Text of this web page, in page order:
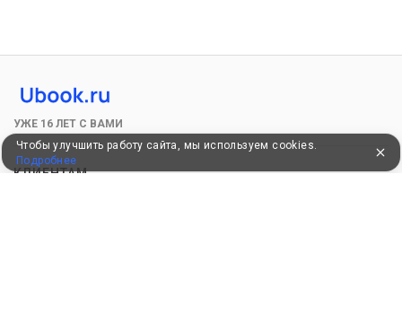
УЖЕ 16 ЛЕТ С ВАМИ
КЛИЕНТАМ
Чтобы улучшить работу сайта, мы используем cookies.
Подробнее